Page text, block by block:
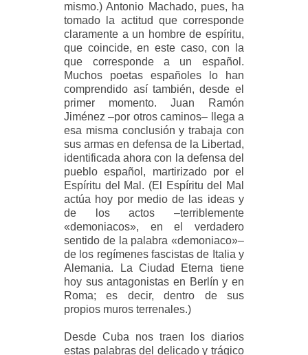
mismo.) Antonio Machado, pues, ha
tomado la actitud que corresponde
claramente a un hombre de espíritu,
que coincide, en este caso, con la
que corresponde a un español.
Muchos poetas españoles lo han
comprendido así también, desde el
primer momento. Juan Ramón
Jiménez –por otros caminos– llega a
esa misma conclusión y trabaja con
sus armas en defensa de la Libertad,
identificada ahora con la defensa del
pueblo español, martirizado por el
Espíritu del Mal. (El Espíritu del Mal
actúa hoy por medio de las ideas y
de los actos –terriblemente
«demoniacos», en el verdadero
sentido de la palabra «demoniaco»–
de los regímenes fascistas de Italia y
Alemania. La Ciudad Eterna tiene
hoy sus antagonistas en Berlín y en
Roma; es decir, dentro de sus
propios muros terrenales.)
Desde Cuba nos traen los diarios
estas palabras del delicado y trágico